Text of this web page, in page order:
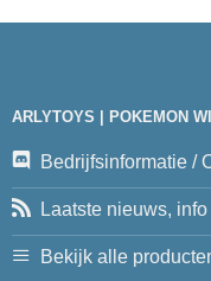
ARLYTOYS | POKEMON
Bedrijfsinformatie /
Laatste nieuws,
Bekijk alle